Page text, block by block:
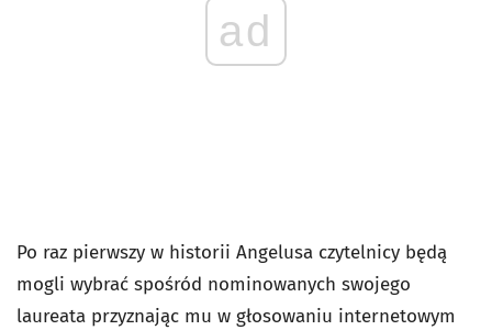
ad
Po raz pierwszy w historii Angelusa czytelnicy będą
mogli wybrać spośród nominowanych swojego
laureata przyznając mu w głosowaniu internetowym